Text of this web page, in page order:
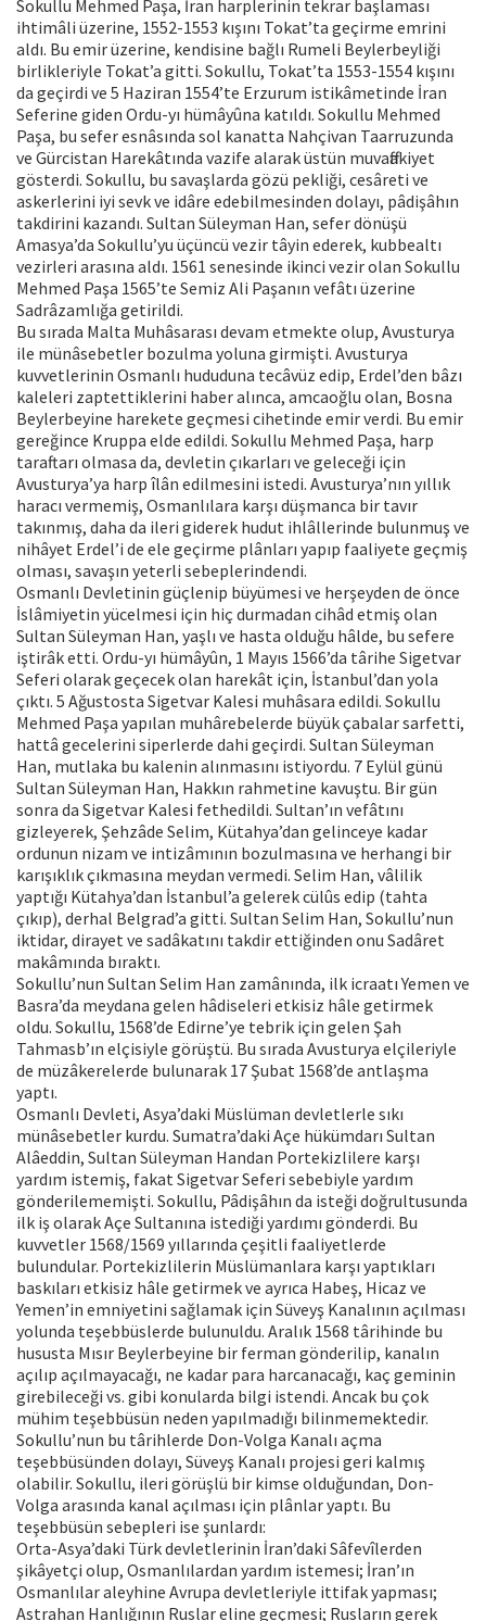
Sokullu Mehmed Paşa, İran harplerinin tekrar başlaması
ihtimâli üzerine, 1552-1553 kışını Tokat’ta geçirme emrini
aldı. Bu emir üzerine, kendisine bağlı Rumeli Beylerbeyliği
birlikleriyle Tokat’a gitti. Sokullu, Tokat’ta 1553-1554 kışını
da geçirdi ve 5 Haziran 1554’te Erzurum istikâmetinde İran
Seferine giden Ordu-yı hümâyûna katıldı. Sokullu Mehmed
Paşa, bu sefer esnâsında sol kanatta Nahçivan Taarruzunda
ve Gürcistan Harekâtında vazife alarak üstün muvaffakiyet
gösterdi. Sokullu, bu savaşlarda gözü pekliği, cesâreti ve
askerlerini iyi sevk ve idâre edebilmesinden dolayı, pâdişâhın
takdirini kazandı. Sultan Süleyman Han, sefer dönüşü
Amasya’da Sokullu’yu üçüncü vezir tâyin ederek, kubbealtı
vezirleri arasına aldı. 1561 senesinde ikinci vezir olan Sokullu
Mehmed Paşa 1565’te Semiz Ali Paşanın vefâtı üzerine
Sadrâzamlığa getirildi.
Bu sırada Malta Muhâsarası devam etmekte olup, Avusturya
ile münâsebetler bozulma yoluna girmişti. Avusturya
kuvvetlerinin Osmanlı hududuna tecâvüz edip, Erdel’den bâzı
kaleleri zaptettiklerini haber alınca, amcaoğlu olan, Bosna
Beylerbeyine harekete geçmesi cihetinde emir verdi. Bu emir
gereğince Kruppa elde edildi. Sokullu Mehmed Paşa, harp
taraftarı olmasa da, devletin çıkarları ve geleceği için
Avusturya’ya harp îlân edilmesini istedi. Avusturya’nın yıllık
haracı vermemiş, Osmanlılara karşı düşmanca bir tavır
takınmış, daha da ileri giderek hudut ihlâllerinde bulunmuş ve
nihâyet Erdel’i de ele geçirme plânları yapıp faaliyete geçmiş
olması, savaşın yeterli sebeplerindendi.
Osmanlı Devletinin güçlenip büyümesi ve herşeyden de önce
İslâmiyetin yücelmesi için hiç durmadan cihâd etmiş olan
Sultan Süleyman Han, yaşlı ve hasta olduğu hâlde, bu sefere
iştirâk etti. Ordu-yı hümâyûn, 1 Mayıs 1566’da târihe Sigetvar
Seferi olarak geçecek olan harekât için, İstanbul’dan yola
çıktı. 5 Ağustosta Sigetvar Kalesi muhâsara edildi. Sokullu
Mehmed Paşa yapılan muhârebelerde büyük çabalar sarfetti,
hattâ gecelerini siperlerde dahi geçirdi. Sultan Süleyman
Han, mutlaka bu kalenin alınmasını istiyordu. 7 Eylül günü
Sultan Süleyman Han, Hakkın rahmetine kavuştu. Bir gün
sonra da Sigetvar Kalesi fethedildi. Sultan’ın vefâtını
gizleyerek, Şehzâde Selim, Kütahya’dan gelinceye kadar
ordunun nizam ve intizâmının bozulmasına ve herhangi bir
karışıklık çıkmasına meydan vermedi. Selim Han, vâlilik
yaptığı Kütahya’dan İstanbul’a gelerek cülûs edip (tahta
çıkıp), derhal Belgrad’a gitti. Sultan Selim Han, Sokullu’nun
iktidar, dirayet ve sadâkatını takdir ettiğinden onu Sadâret
makâmında bıraktı.
Sokullu’nun Sultan Selim Han zamânında, ilk icraatı Yemen ve
Basra’da meydana gelen hâdiseleri etkisiz hâle getirmek
oldu. Sokullu, 1568’de Edirne’ye tebrik için gelen Şah
Tahmasb’ın elçisiyle görüştü. Bu sırada Avusturya elçileriyle
de müzâkerelerde bulunarak 17 Şubat 1568’de antlaşma
yaptı.
Osmanlı Devleti, Asya’daki Müslüman devletlerle sıkı
münâsebetler kurdu. Sumatra’daki Açe hükümdarı Sultan
Alâeddin, Sultan Süleyman Handan Portekizlilere karşı
yardım istemiş, fakat Sigetvar Seferi sebebiyle yardım
gönderilememişti. Sokullu, Pâdişâhın da isteği doğrultusunda
ilk iş olarak Açe Sultanına istediği yardımı gönderdi. Bu
kuvvetler 1568/1569 yıllarında çeşitli faaliyetlerde
bulundular. Portekizlilerin Müslümanlara karşı yaptıkları
baskıları etkisiz hâle getirmek ve ayrıca Habeş, Hicaz ve
Yemen’in emniyetini sağlamak için Süveyş Kanalının açılması
yolunda teşebbüslerde bulunuldu. Aralık 1568 târihinde bu
hususta Mısır Beylerbeyine bir ferman gönderilip, kanalın
açılıp açılmayacağı, ne kadar para harcanacağı, kaç geminin
girebileceği vs. gibi konularda bilgi istendi. Ancak bu çok
mühim teşebbüsün neden yapılmadığı bilinmemektedir.
Sokullu’nun bu târihlerde Don-Volga Kanalı açma
teşebbüsünden dolayı, Süveyş Kanalı projesi geri kalmış
olabilir. Sokullu, ileri görüşlü bir kimse olduğundan, Don-
Volga arasında kanal açılması için plânlar yaptı. Bu
teşebbüsün sebepleri ise şunlardı:
Orta-Asya’daki Türk devletlerinin İran’daki Sâfevîlerden
şikâyetçi olup, Osmanlılardan yardım istemesi; İran’ın
Osmanlılar aleyhine Avrupa devletleriyle ittifak yapması;
Astrahan Hanlığının Ruslar eline geçmesi; Rusların gerek